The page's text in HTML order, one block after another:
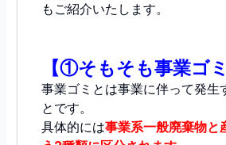
もご紹介いたします。
【①そもそも事業ゴ
事業ゴミとは事業に伴って発生
とです。
具体的には事業系一般廃棄物と